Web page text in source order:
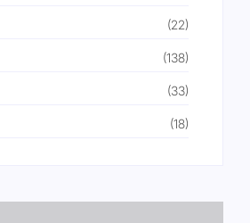
(22)
(138)
(33)
(18)